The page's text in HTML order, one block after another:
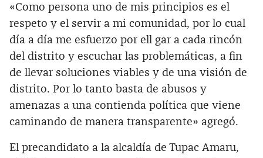
«Como persona uno de mis principios es el
respeto y el servir a mi comunidad, por lo cual
día a día me esfuerzo por ell gar a cada rincón
del distrito y escuchar las problemáticas, a fin
de llevar soluciones viables y de una visión de
distrito. Por lo tanto basta de abusos y
amenazas a una contienda política que viene
caminando de manera transparente» agregó.
El precandidato a la alcaldía de Tupac Amaru,